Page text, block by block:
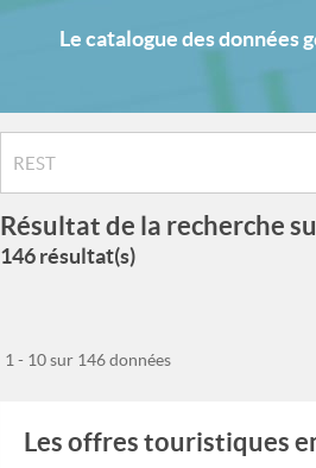
Le catalogue des données
Résultat de la recherche
146 résultat(s)
1 - 10 sur 146 données
Les offres touristiques